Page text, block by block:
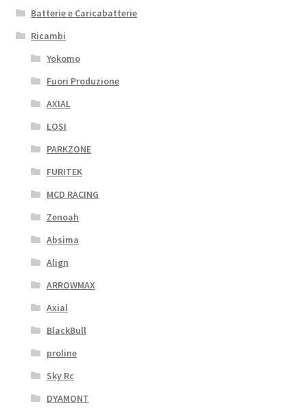
Batterie e Caricabatterie
Ricambi
Yokomo
Fuori Produzione
AXIAL
LOSI
PARKZONE
FURITEK
MCD RACING
Zenoah
Absima
Align
ARROWMAX
Axial
BlackBull
proline
Sky Rc
DYAMONT